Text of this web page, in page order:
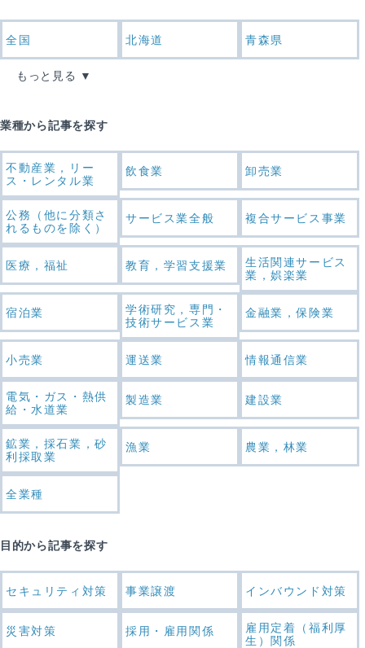
全国 北海道 青森県
もっと見る
業種から記事を探す
不動産業，リー
ス・レンタル業
飲食業 卸売業
公務（他に分類さ
れるものを除く）
サービス業全般 複合サービス事業
医療，福祉 教育，学習支援業
生活関連サービス
業，娯楽業
宿泊業
学術研究，専門・
技術サービス業
金融業，保険業
小売業 運送業 情報通信業
電気・ガス・熱供
給・水道業
製造業 建設業
鉱業，採石業，砂
利採取業
漁業 農業，林業
全業種
目的から記事を探す
セキュリティ対策 事業譲渡 インバウンド対策
災害対策 採用・雇用関係
雇用定着（福利厚
生）関係